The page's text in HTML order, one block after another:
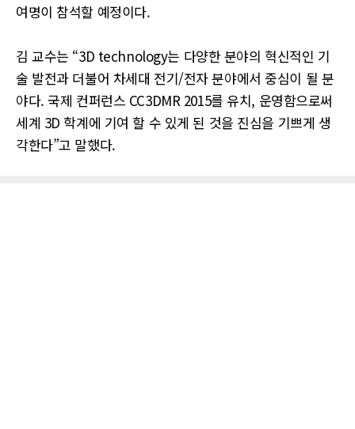
여명이 참석할 예정이다.
김 교수는 “3D technology는 다양한 분야의 혁신적인 기
술 발전과 더불어 차세대 전기/전자 분야에서 중심이 될 분
야다. 국제 컨퍼런스 CC3DMR 2015를 유치, 운영함으로써
세계 3D 학계에 기여 할 수 있게 된 것을 진심을 기쁘게 생
각한다”고 말했다.